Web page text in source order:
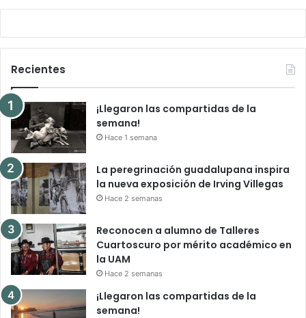
Recientes
¡Llegaron las compartidas de la
semana!
Hace 1 semana
La peregrinación guadalupana inspira
la nueva exposición de Irving Villegas
Hace 2 semanas
Reconocen a alumno de Talleres
Cuartoscuro por mérito académico en
la UAM
Hace 2 semanas
¡Llegaron las compartidas de la
semana!